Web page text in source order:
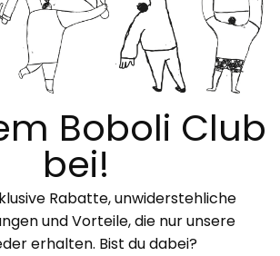
Boboli Club
bei!
Rabatte, unwiderstehliche
und Vorteile, die nur unsere
erhalten. Bist du dabei?